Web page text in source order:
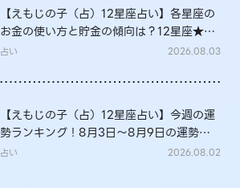
【えもじの子（占）12星座占い】各星座の
お金の使い方と貯金の傾向は？12星座★徹
底解説
占い 2026.08.03
【えもじの子（占）12星座占い】今週の運
勢ランキング！8月3日～8月9日の運勢
は？
占い 2026.08.02